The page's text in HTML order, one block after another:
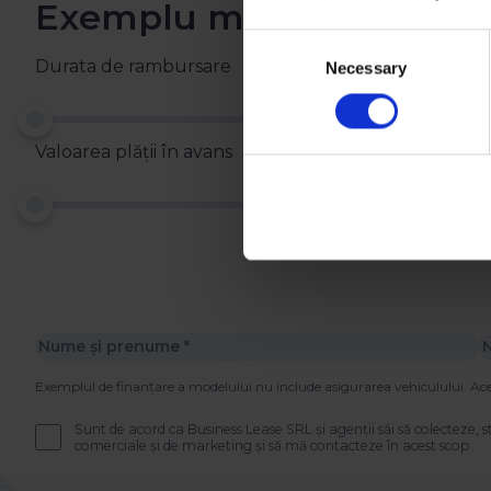
Necessary
Exemplu model de
Durata de rambursare
Valoarea plății în avans
Exemplul de finanțare a modelului nu include asigurarea vehiculului.
Sunt de acord ca Business Lease SRL și agenții săi să
comerciale și de marketing și să mă contacteze în acest scop.